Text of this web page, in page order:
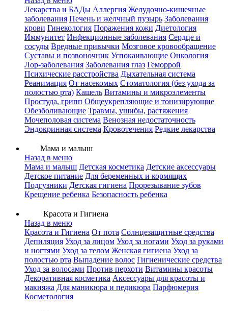
Лекарства и БАДы Аллергия Желудочно-кишечные
заболевания Печень и желчный пузырь Заболевания
крови Гинекология Поражения кожи Диетология
Иммунитет Инфекционные заболевания Сердце и
сосуды Вредные привычки Мозговое кровообращение
Суставы и позвоночник Успокаивающие Онкология
Лор-заболевания Заболевания глаз Геморрой
Психические расстройства Дыхательная система
Реанимация От насекомых Стоматология (без ухода за
полостью рта) Кашель Витамины и микроэлементы
Простуда, грипп Общеукрепляющие и тонизирующие
Обезболивающие Травмы, ушибы, растяжения
Мочеполовая система Венозная недостаточность
Эндокринная система Кровотечения Редкие лекарства
Мама и малыш
Назад в меню
Мама и малыш Детская косметика Детские аксессуары
Детское питание Для беременных и кормящих
Подгузники Детская гигиена Прорезывание зубов
Крещение ребенка Безопасность ребенка
Красота и Гигиена
Назад в меню
Красота и Гигиена От пота Солнцезащитные средства
Депиляция Уход за лицом Уход за ногами Уход за руками
и ногтями Уход за телом Женская гигиена Уход за
полостью рта Выпадение волос Гигиенические средства
Уход за волосами Против перхоти Витамины красоты
Декоративная косметика Аксессуары для красоты и
макияжа Для маникюра и педикюра Парфюмерия
Косметология